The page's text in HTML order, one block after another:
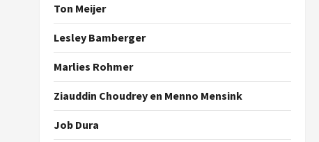
Ton Meijer
Lesley Bamberger
Marlies Rohmer
Ziauddin Choudrey en Menno Mensink
Job Dura